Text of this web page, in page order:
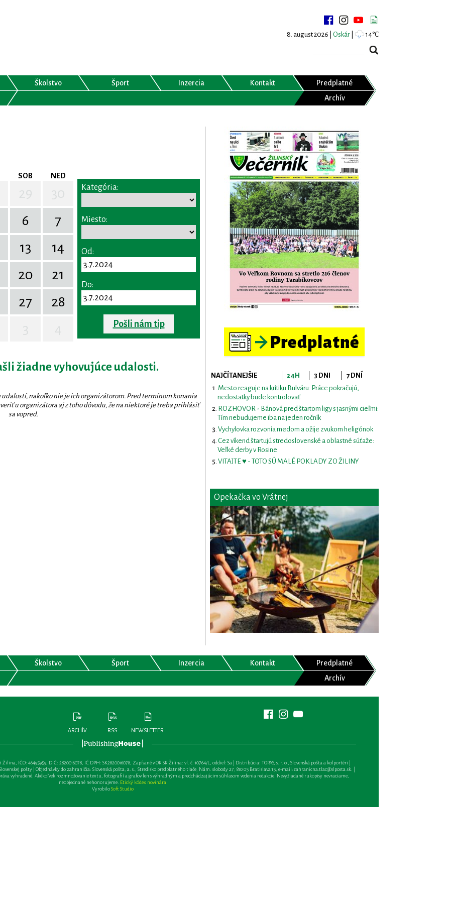
8. august 2026 | Oskár 14°C
Školstvo Šport Inzercia Kontakt
Predplatné
Archív
SOB NED
6
7
13
14
20
21
27
28
Kategória:
Miesto:
Od:
Do:
Pošli nám tip
žiadne vyhovujúce udalosti.
nakoľko nie je ich organizátorom. Pred termínom konania
u organizátora aj z toho dôvodu, že na niektoré je treba prihlásiť
sa vopred.
NAJČÍTANEJŠIE 24H 3 DNI
7 DNÍ
Mesto reaguje na kritiku Bulváru: Práce pokračujú,
nedostatky bude kontrolovať
ROZHOVOR - Bánová pred štartom ligy s jasnými cieľmi:
Tím nebudujeme iba na jeden ročník
Vychylovka rozvonia medom a ožije zvukom heligónok
Cez víkend štartujú stredoslovenské a oblastné súťaže:
Veľké derby v Rosine
VITAJTE ♥ - TOTO SÚ MALÉ POKLADY ZO ŽILINY
Opekačka vo Vrátnej
Školstvo Šport Inzercia Kontakt
Predplatné
Archív
ARCHÍV RSS NEWSLETTER
IČO: 46495959, DIČ: 2820016078, IČ DPH: SK2820016078, Zapísané v OR SR Žilina: vl. č. 10764/L, oddiel: Sa | Distribúcia: TOPAS, s. r. o., Slovenská pošta a kolportéri |
pošty | Objednávky do zahraničia: Slovenská pošta, a. s., Stredisko predplatného tlače, Nám. slobody 27, 810 05 Bratislava 15, e-mail:zahranicna.tlac@slposta.sk. |
vyhradené. Akékoľvek rozmnožovanie textu, fotografií a grafov len s výhradným a predchádzajúcim súhlasom vedenia redakcie. Nevyžiadané rukopisy nevraciame,
neobjednané nehonorujeme. Etický kódex novinára
VyrobiloSoft Studio